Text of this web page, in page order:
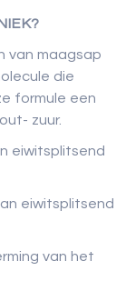
van maagsap
die
formule een
zuur.
eiwitsplitsend
eiwitsplitsend
van het